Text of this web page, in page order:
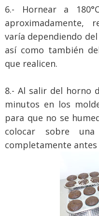
6.- Hornear a
aproximadamente,
varía dependiendo
así como también
que realicen.
8.- Al salir del horno
minutos en los
para que no se
colocar sobre
completamente antes